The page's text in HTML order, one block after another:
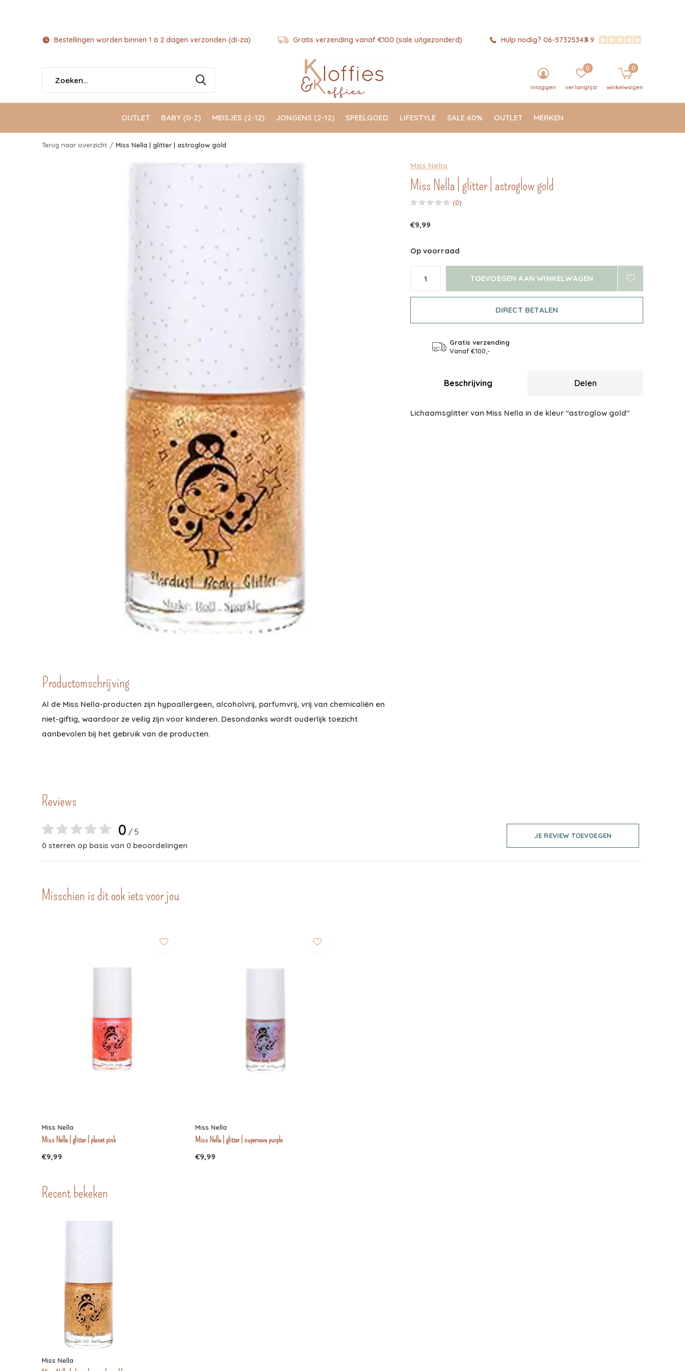
OUTLET BABY (0-2) MEISJES (2-12) JONGENS (2-12) SPEELGOED LIFESTYLE SALE 60% OUTLET MERKEN
inloggen verlanglijst
0
winkelwagen
0
Bestellingen worden binnen 1 à 2 dagen verzonden (di-za) Gratis verzending vanaf €100 (sale uitgezonderd) Hulp nodig? 06-573253434.9
Terug naar overzicht Miss Nella | glitter | astroglow gold
Miss Nella
Miss Nella | glitter | astroglow gold
(0)
€9,99
Op voorraad
TOEVOEGEN AAN WINKELWAGEN
DIRECT BETALEN
Gratis verzending
Vanaf €100,-
Beschrijving Delen
Lichaamsglitter van Miss Nella in de kleur "astroglow gold"
Productomschrijving
Al de Miss Nella-producten zijn hypoallergeen, alcoholvrij, parfumvrij, vrij van chemicaliën en
niet-giftig, waardoor ze veilig zijn voor kinderen. Desondanks wordt ouderlijk toezicht
aanbevolen bij het gebruik van de producten.
Reviews
0 / 5
0 sterren op basis van 0 beoordelingen
JE REVIEW TOEVOEGEN
Misschien is dit ook iets voor jou
Miss Nella
Miss Nella | glitter | planet pink
€9,99
Miss Nella
Miss Nella | glitter | supernova purple
€9,99
Recent bekeken
Miss Nella